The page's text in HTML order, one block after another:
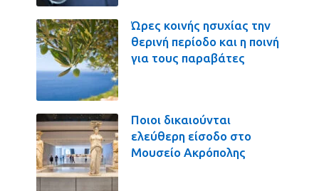
Ώρες κοινής ησυχίας την
θερινή περίοδο και η ποινή
για τους παραβάτες
Ποιοι δικαιούνται
ελεύθερη είσοδο στο
Μουσείο Ακρόπολης